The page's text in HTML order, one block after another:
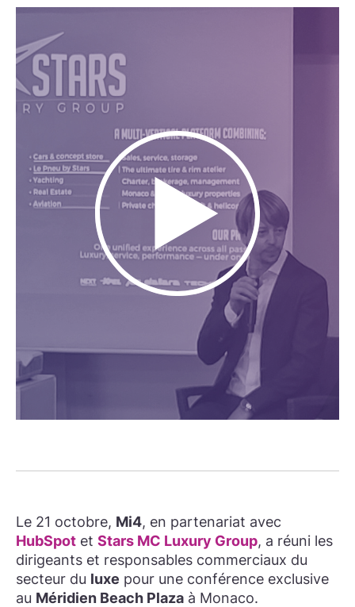
Le 21 octobre, Mi4, en partenariat avec
HubSpot et Stars MC Luxury Group, a réuni les
dirigeants et responsables commerciaux du
secteur du luxe pour une conférence exclusive
au Méridien Beach Plaza à Monaco.